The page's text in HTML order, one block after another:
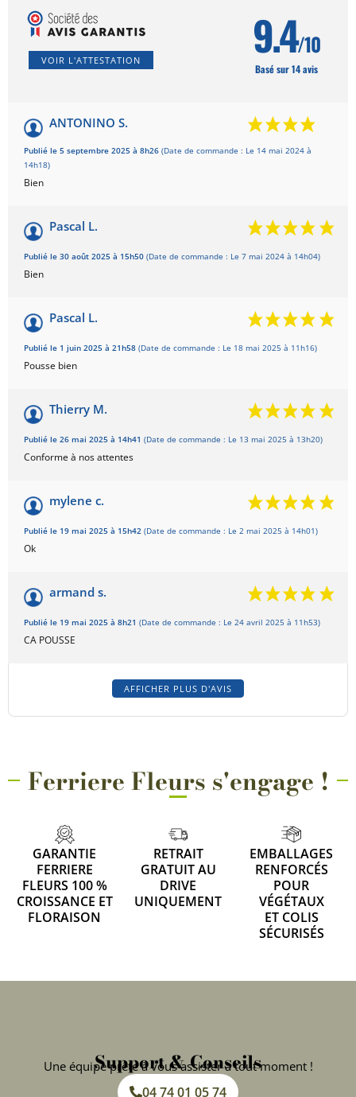
VOIR L'ATTESTATION 9.4/10
Basé sur 14 avis
ANTONINO S.
Publié le 5 septembre 2025 à 8h26 (Date de commande : Le 14 mai 2024 à
14h18)
Bien
Pascal L.
Publié le 30 août 2025 à 15h50 (Date de commande : Le 7 mai 2024 à 14h04)
Bien
Pascal L.
Publié le 1 juin 2025 à 21h58 (Date de commande : Le 18 mai 2025 à 11h16)
Pousse bien
Thierry M.
Publié le 26 mai 2025 à 14h41 (Date de commande : Le 13 mai 2025 à 13h20)
Conforme à nos attentes
mylene c.
Publié le 19 mai 2025 à 15h42 (Date de commande : Le 2 mai 2025 à 14h01)
Ok
armand s.
Publié le 19 mai 2025 à 8h21 (Date de commande : Le 24 avril 2025 à 11h53)
CA POUSSE
AFFICHER PLUS D'AVIS
Ferriere Fleurs s'engage !
GARANTIE
FERRIERE
FLEURS 100 %
CROISSANCE ET
FLORAISON
RETRAIT
GRATUIT AU
DRIVE
UNIQUEMENT
EMBALLAGES
RENFORCÉS
POUR
VÉGÉTAUX
ET COLIS
SÉCURISÉS
Support & Conseils
Une équipe prête à vous assister à tout moment !
04 74 01 05 74